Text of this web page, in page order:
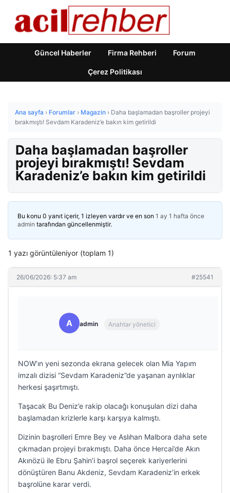
Güncel Haberler Firma Rehberi Forum
Çerez Politikası
Ana sayfa › Forumlar › Magazin › Daha başlamadan başroller projeyi
bırakmıştı! Sevdam Karadeniz’e bakın kim getirildi
Daha başlamadan başroller
projeyi bırakmıştı! Sevdam
Karadeniz’e bakın kim getirildi
Bu konu 0 yanıt içerir, 1 izleyen vardır ve en son 1 ay 1 hafta önce
admin tarafından güncellenmiştir.
1 yazı görüntüleniyor (toplam 1)
26/06/2026: 5:37 am #25541
A admin Anahtar yönetici
NOW’ın yeni sezonda ekrana gelecek olan Mia Yapım
imzalı dizisi “Sevdam Karadeniz”de yaşanan ayrılıklar
herkesi şaşırtmıştı.
Taşacak Bu Deniz’e rakip olacağı konuşulan dizi daha
başlamadan krizlerle karşı karşıya kalmıştı.
Dizinin başrolleri Emre Bey ve Aslıhan Malbora daha sete
çıkmadan projeyi bırakmıştı. Daha önce Hercai’de Akın
Akınözü ile Ebru Şahin’i başrol seçerek kariyerlerini
dönüştüren Banu Akdeniz, Sevdam Karadeniz’in erkek
başrolüne karar verdi.